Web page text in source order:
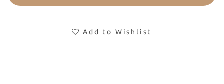
Add to Wishlist